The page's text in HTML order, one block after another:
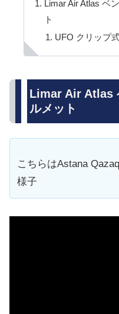
Limar Air Atlas ベ
ト
UFO クリップ
Limar Air Atlas
ルメット
こちらはAstana
様子